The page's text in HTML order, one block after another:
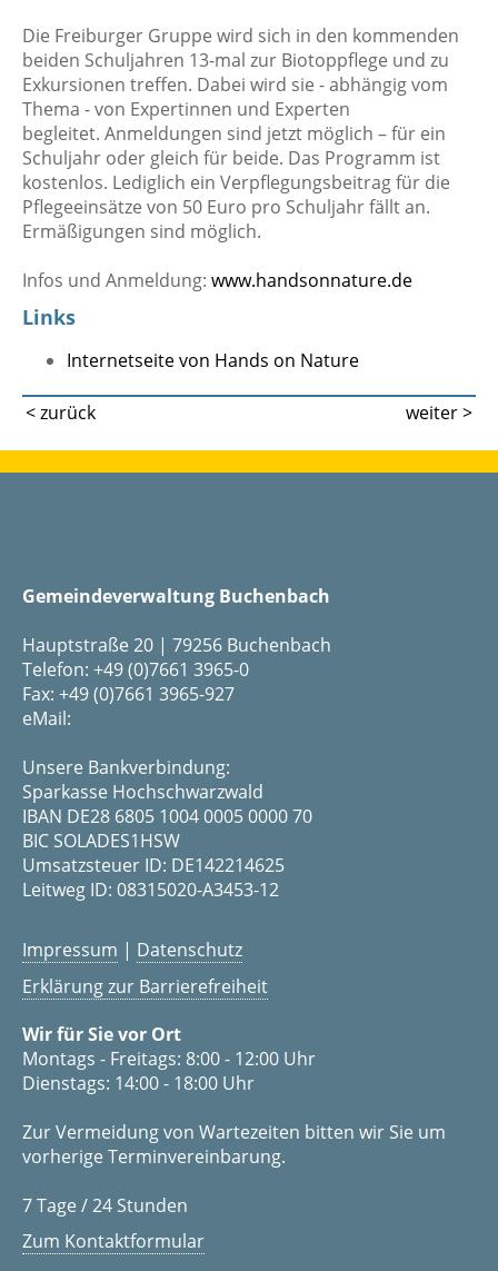
Die Freiburger Gruppe wird sich in den kommenden
beiden Schuljahren 13-mal zur Biotoppflege und zu
Exkursionen treffen. Dabei wird sie - abhängig vom
Thema - von Expertinnen und Experten
begleitet. Anmeldungen sind jetzt möglich – für ein
Schuljahr oder gleich für beide. Das Programm ist
kostenlos. Lediglich ein Verpflegungsbeitrag für die
Pflegeeinsätze von 50 Euro pro Schuljahr fällt an.
Ermäßigungen sind möglich.
Infos und Anmeldung: www.handsonnature.de
Links
Internetseite von Hands on Nature
< zurück weiter >
Gemeindeverwaltung Buchenbach
Hauptstraße 20 | 79256 Buchenbach
Telefon: +49 (0)7661 3965-0
Fax: +49 (0)7661 3965-927
eMail:
Unsere Bankverbindung:
Sparkasse Hochschwarzwald
IBAN DE28 6805 1004 0005 0000 70
BIC SOLADES1HSW
Umsatzsteuer ID: DE142214625
Leitweg ID: 08315020-A3453-12
Impressum | Datenschutz
Erklärung zur Barrierefreiheit
Wir für Sie vor Ort
Montags - Freitags: 8:00 - 12:00 Uhr
Dienstags: 14:00 - 18:00 Uhr
Zur Vermeidung von Wartezeiten bitten wir Sie um
vorherige Terminvereinbarung.
7 Tage / 24 Stunden
Zum Kontaktformular